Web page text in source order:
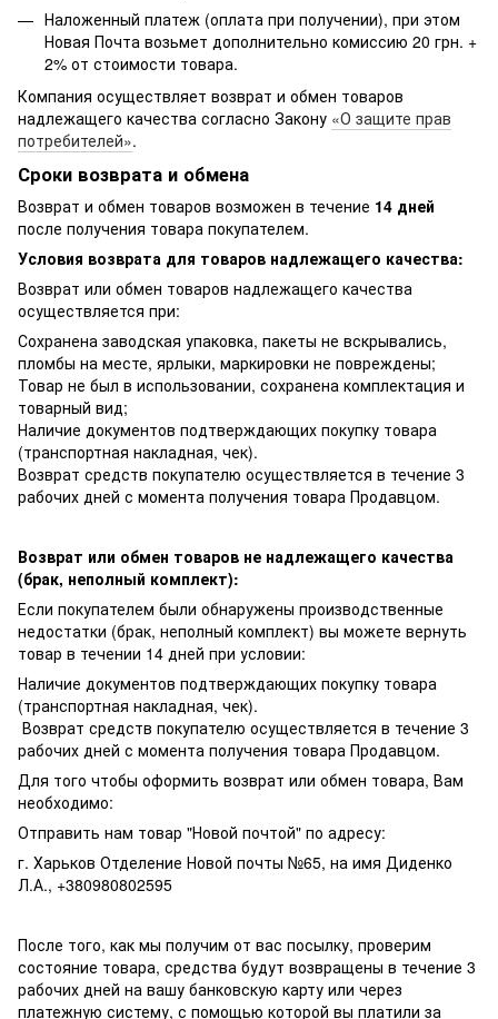
Наложенный платеж (оплата при получении), при этом
Новая Почта возьмет дополнительно комиссию 20 грн. +
2% от стоимости товара.
Компания осуществляет возврат и обмен товаров
надлежащего качества согласно Закону «О защите прав
потребителей».
Сроки возврата и обмена
Возврат и обмен товаров возможен в течение 14 дней
после получения товара покупателем.
Условия возврата для товаров надлежащего качества:
Возврат или обмен товаров надлежащего качества
осуществляется при:
Сохранена заводская упаковка, пакеты не вскрывались,
пломбы на месте, ярлыки, маркировки не повреждены;
Товар не был в использовании, сохранена комплектация и
товарный вид;
Наличие документов подтверждающих покупку товара
(транспортная накладная, чек).
Возврат средств покупателю осуществляется в течение 3
рабочих дней с момента получения товара Продавцом.
Возврат или обмен товаров не надлежащего качества
(брак, неполный комплект):
Если покупателем были обнаружены производственные
недостатки (брак, неполный комплект) вы можете вернуть
товар в течении 14 дней при условии:
Наличие документов подтверждающих покупку товара
(транспортная накладная, чек).
Возврат средств покупателю осуществляется в течение 3
рабочих дней с момента получения товара Продавцом.
Для того чтобы оформить возврат или обмен товара, Вам
необходимо:
Отправить нам товар "Новой почтой" по адресу:
г. Харьков Отделение Новой почты №65, на имя Диденко
Л.А., +380980802595
После того, как мы получим от вас посылку, проверим
состояние товара, средства будут возвращены в течение 3
рабочих дней на вашу банковскую карту или через
платежную систему, с помощью которой вы платили за